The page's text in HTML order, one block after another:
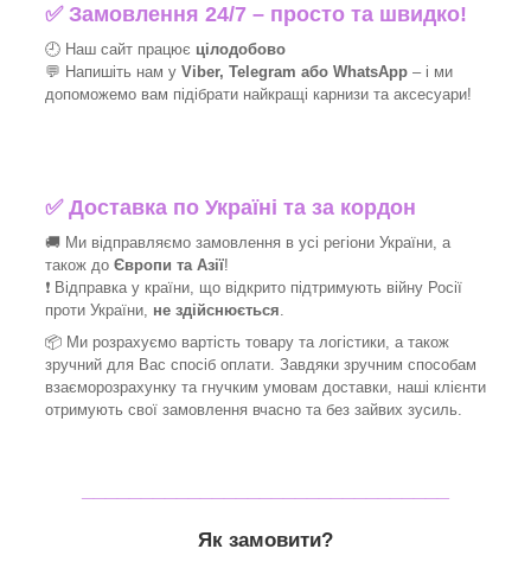
✅Замовлення 24/7 – просто та швидко!
🕘 Наш сайт працює цілодобово
💬 Напишіть нам у Viber, Telegram або WhatsApp – і ми
допоможемо вам підібрати найкращі карнизи та аксесуари!
✅Доставка по Україні та за кордон
🚚 Ми відправляємо замовлення в усі регіони України, а
також до Європи та Азії!
❗ Відправка у країни, що відкрито підтримують війну Росії
проти України, не здійснюється
📦 Ми розрахуємо вартість товару та логістики, а також
зручний для Вас спосіб оплати. Завдяки зручним способам
взаєморозрахунку та гнучким умовам доставки, наші клієнти
отримують свої замовлення вчасно та без зайвих зусиль.
Як замовити?